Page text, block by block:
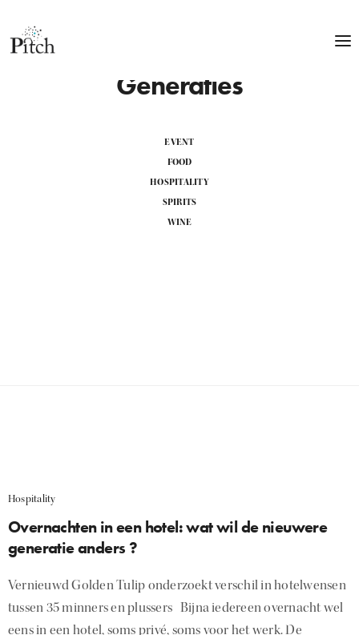
Generaties
EVENT
FOOD
HOSPITALITY
SPIRITS
WINE
Hospitality
Overnachten in een hotel: wat wil de nieuwere
generatie anders ?
Vernieuwd Golden Tulip onderzoekt verschil in hotelwensen
tussen 35 minners en plussers Bijna iedereen overnacht wel
eens in een hotel, soms privé, soms voor het werk. De